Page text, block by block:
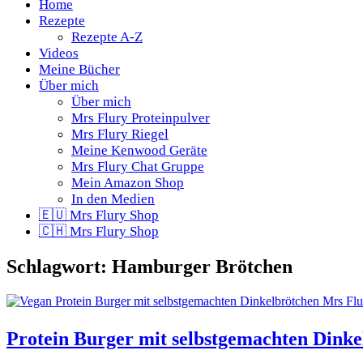
Home
Rezepte
Rezepte A-Z
Videos
Meine Bücher
Über mich
Über mich
Mrs Flury Proteinpulver
Mrs Flury Riegel
Meine Kenwood Geräte
Mrs Flury Chat Gruppe
Mein Amazon Shop
In den Medien
🇪🇺 Mrs Flury Shop
🇨🇭 Mrs Flury Shop
Schlagwort: Hamburger Brötchen
Protein Burger mit selbstgemachten